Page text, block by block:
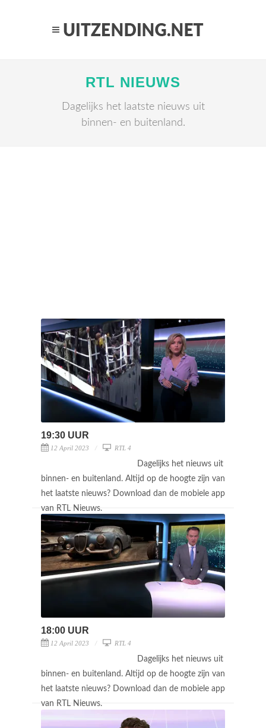
RTL NIEUWS
Dagelijks het laatste nieuws uit
binnen- en buitenland.
19:30 UUR
12 April 2023 RTL 4
Dagelijks het nieuws uit
binnen- en buitenland. Altijd op de hoogte zijn van
het laatste nieuws? Download dan de mobiele app
van RTL Nieuws.
18:00 UUR
12 April 2023 RTL 4
Dagelijks het nieuws uit
binnen- en buitenland. Altijd op de hoogte zijn van
het laatste nieuws? Download dan de mobiele app
van RTL Nieuws.